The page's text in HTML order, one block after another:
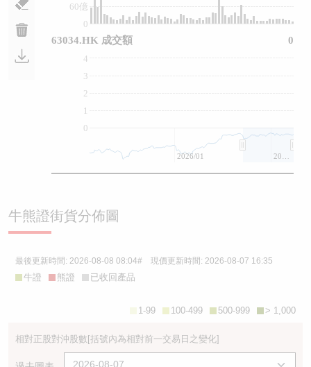
0
60億
0
1
2
3
4
2026/01
63034.HK 成交額 0
牛熊證街貨分佈圖
最後更新時間: 2026-08-08 08:04# 現價更新時間: 2026-08-07 16:35
牛證 熊證 已收回產品
> 1,000
500-999
100-499
1-99
相對正股對沖股數[括號內為相對前一交易日之變化]